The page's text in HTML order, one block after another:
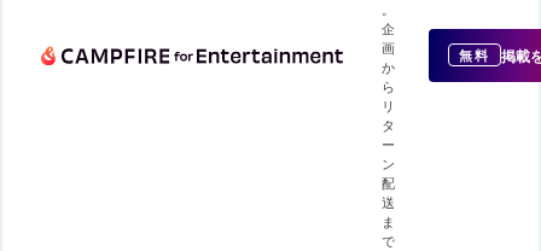
企
画
か
ら
リ
タ
ー
ン
配
送
ま
で
無料 掲載